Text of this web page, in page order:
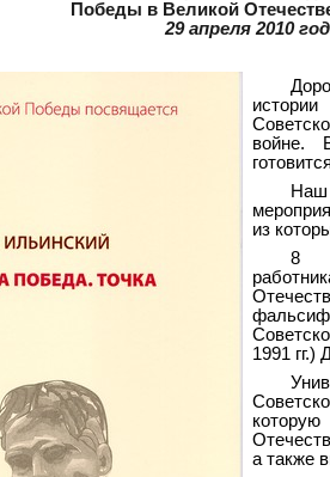
Победы в Великой
29 апреля 2010
войне.
из
8
1991
а также